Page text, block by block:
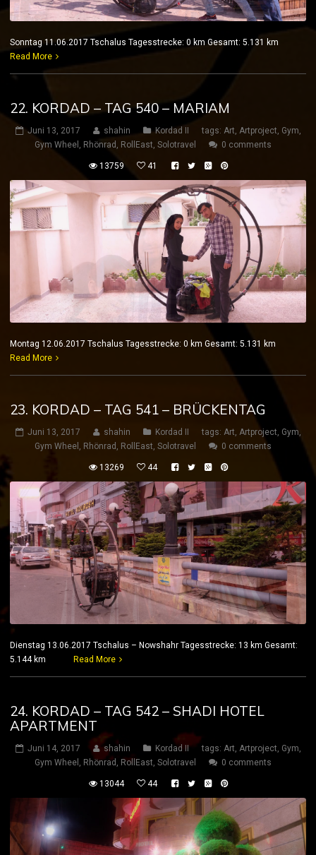
Sonntag 11.06.2017 Tschalus Tagesstrecke: 0 km Gesamt: 5.131 km
Read More
22. KORDAD – TAG 540 – MARIAM
Juni 13, 2017 shahin Kordad II tags: Art, Artproject, Gym,
Gym Wheel , Rhönrad , RollEast, Solotravel 0 comments
13759 41
Montag 12.06.2017 Tschalus Tagesstrecke: 0 km Gesamt: 5.131 km
Read More
23. KORDAD – TAG 541 – BRÜCKENTAG
Juni 13, 2017 shahin Kordad II tags: Art, Artproject, Gym,
Gym Wheel , Rhönrad , RollEast, Solotravel 0 comments
13269 44
Dienstag 13.06.2017 Tschalus – Nowshahr Tagesstrecke: 13 km Gesamt:
5.144 km
Read More
24. KORDAD – TAG 542 – SHADI HOTEL
APARTMENT
Juni 14, 2017 shahin Kordad II tags: Art, Artproject, Gym,
Gym Wheel , Rhönrad , RollEast, Solotravel 0 comments
13044 44